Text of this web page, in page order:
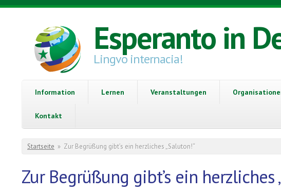
Direkt zum Inhalt
Esperanto in
Lingvo internacia!
Information Lernen Veranstaltungen
Kontakt
Sie sind hier
Startseite » Zur Begrüßung gibt’s ein herzliches „Saluton!“
Zur Begrüßung gibt’s ein herzliches